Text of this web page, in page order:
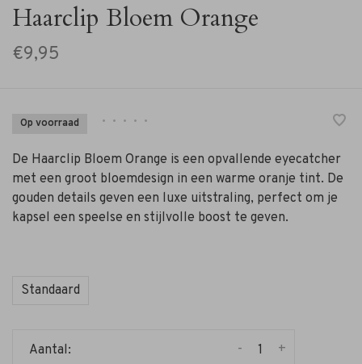
Haarclip Bloem Orange
€9,95
Op voorraad • • • • •
De Haarclip Bloem Orange is een opvallende eyecatcher
met een groot bloemdesign in een warme oranje tint. De
gouden details geven een luxe uitstraling, perfect om je
kapsel een speelse en stijlvolle boost te geven.
Standaard
Aantal: +
-